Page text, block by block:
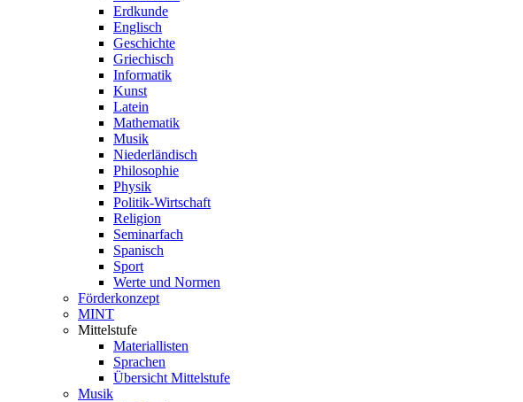
Erdkunde
Englisch
Geschichte
Griechisch
Informatik
Kunst
Latein
Mathematik
Musik
Niederländisch
Philosophie
Physik
Politik-Wirtschaft
Religion
Seminarfach
Spanisch
Sport
Werte und Normen
Förderkonzept
MINT
Mittelstufe
Materiallisten
Sprachen
Übersicht Mittelstufe
Musik